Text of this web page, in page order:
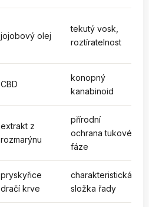
jojobový olej
tekutý vosk,
roztíratelnost
CBD
konopný
kanabinoid
extrakt z
rozmarýnu
přírodní
ochrana tukové
fáze
pryskyřice
dračí krve
charakteristická
složka řady